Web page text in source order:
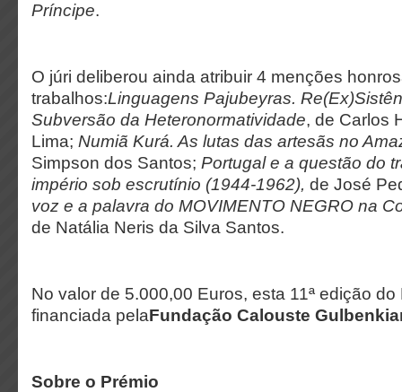
Príncipe.
O júri deliberou ainda atribuir 4 menções
trabalhos:Linguagens Pajubeyras.
Subversão da Heteronormatividade, de Carlos
Lima; Numiã Kurá. As lutas das artesãs no
Simpson dos Santos; Portugal e a questão do
império sob escrutínio (1944-1962), de José
voz e a palavra do MOVIMENTO NEGRO na
de Natália Neris da Silva Santos.
No valor de 5.000,00 Euros, esta 11ª edição do
financiada pelaFundação Calouste
Sobre o Prémio